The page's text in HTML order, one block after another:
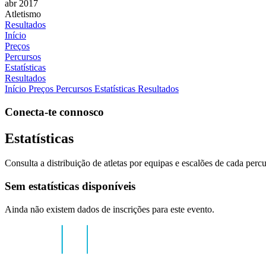
abr 2017
Atletismo
Resultados
Início
Preços
Percursos
Estatísticas
Resultados
Início Preços Percursos Estatísticas Resultados
Conecta-te connosco
Estatísticas
Consulta a distribuição de atletas por equipas e escalões de cada
Sem estatísticas disponíveis
Ainda não existem dados de inscrições para este evento.